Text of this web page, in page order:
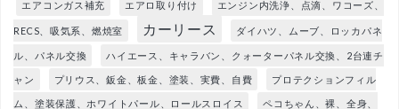
エアコンガス補充 エアロ取り付け エンジン内洗浄、点滴、ワコーズ、
RECS、吸気系、燃焼室 カーリース ダイハツ、ムーブ、ロッカパネ
ル、パネル交換 ハイエース、キャラバン、クォーターパネル交換、2台連チ
ャン プリウス、鈑金、板金、塗装、実費、自費 プロテクションフィル
ム、塗装保護、ホワイトパール、ロールスロイス ペコちゃん、裸、全身、